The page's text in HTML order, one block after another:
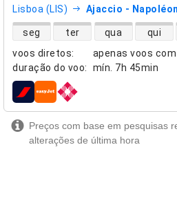
Lisboa (LIS) Ajaccio -
voos diretos:
apenas voos
duração do voo: mín. 7h 45min
disponibilidade de voos diretos
seg ter qua qui
companhias aéreas
Preços com base em pesquisas
alterações de última hora